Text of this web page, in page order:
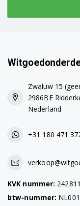
BSG82213/12
BSG82222/01
BSG82230/10
Zwaluw 15
2986BE
Nederland
+31 180 471
KVK nummer:
btw-nummer: